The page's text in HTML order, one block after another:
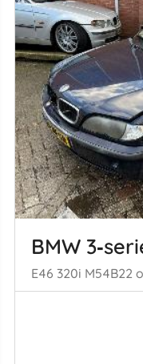
BMW
E46 320i M54B22